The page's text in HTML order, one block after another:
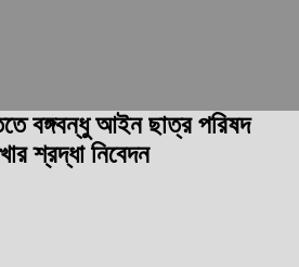
বঙ্গবন্ধু আইন ছাত্র পরিষদ
শ্রদ্ধা নিবেদন